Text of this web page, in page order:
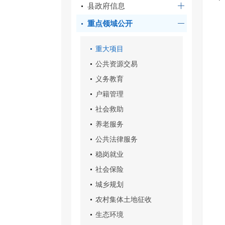
县政府信息
重点领域公开
重大项目
公共资源交易
义务教育
户籍管理
社会救助
养老服务
公共法律服务
稳岗就业
社会保险
城乡规划
农村集体土地征收
生态环境